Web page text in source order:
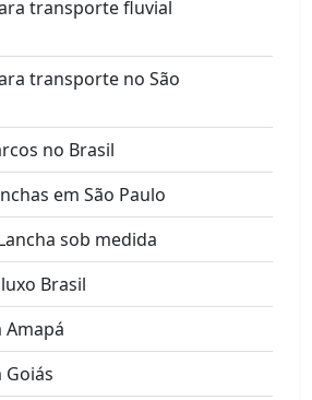
transporte fluvial
transporte no São
no Brasil
em São Paulo
sob medida
Brasil
Amapá